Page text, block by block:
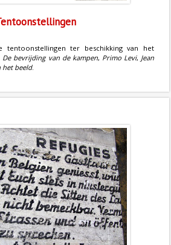
tentoonstellingen ter beschikking van het
De bevrijding van de kampen, Primo Levi, Jean
het beeld.